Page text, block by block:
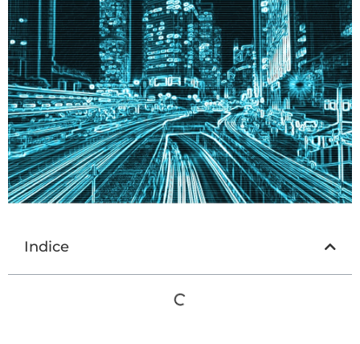
Indice